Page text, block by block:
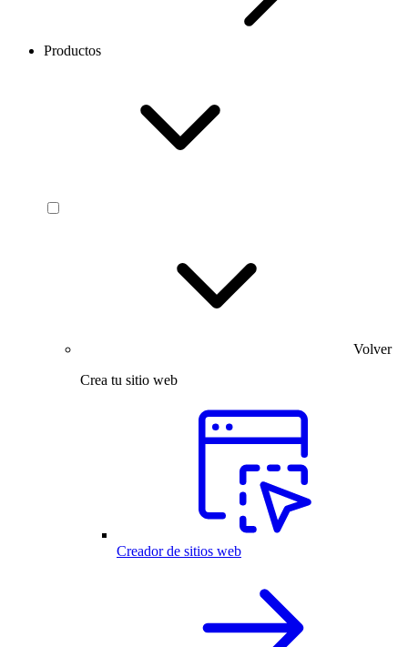
Productos
Volver
Crea tu sitio web
Creador de sitios web